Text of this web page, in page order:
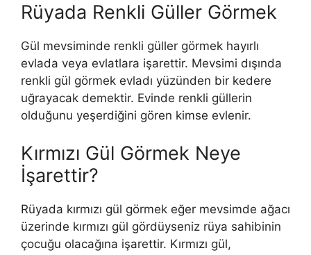
Rüyada Renkli Güller Görmek
Gül mevsiminde renkli güller görmek hayırlı
evlada veya evlatlara işarettir. Mevsimi dışında
renkli gül görmek evladı yüzünden bir kedere
uğrayacak demektir. Evinde renkli güllerin
olduğunu yeşerdiğini gören kimse evlenir.
Kırmızı Gül Görmek Neye
İşarettir?
Rüyada kırmızı gül görmek eğer mevsimde ağacı
üzerinde kırmızı gül gördüyseniz rüya sahibinin
çocuğu olacağına işarettir. Kırmızı gül,